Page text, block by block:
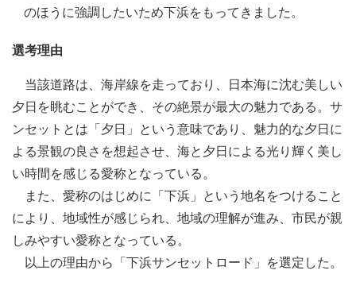
のほうに強調したいため下浜をもってきました。
選考理由
当該道路は、海岸線を走っており、日本海に沈む美しい
夕日を眺むことができ、その絶景が最大の魅力である。サ
ンセットとは「夕日」という意味であり、魅力的な夕日に
よる景観の良さを想起させ、海と夕日による光り輝く美し
い時間を感じる愛称となっている。
また、愛称のはじめに「下浜」という地名をつけること
により、地域性が感じられ、地域の理解が進み、市民が親
しみやすい愛称となっている。
以上の理由から「下浜サンセットロード」を選定した。